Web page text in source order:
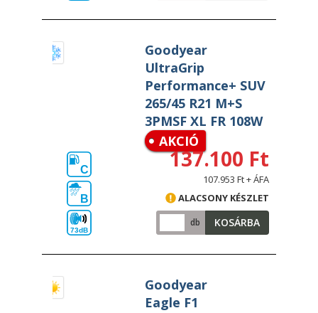
Goodyear
UltraGrip
Performance+ SUV
265/45 R21 M+S
3PMSF XL FR 108W
AKCIÓ
C
B
73dB
137.100 Ft
107.953 Ft + ÁFA
ALACSONY KÉSZLET
db KOSÁRBA
Goodyear
Eagle F1